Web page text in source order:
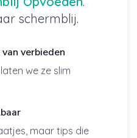
schermblij.
verbieden
we ze slim
maar tips die